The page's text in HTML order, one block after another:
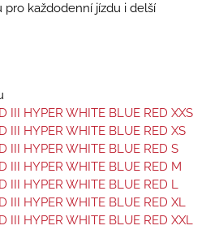
každodenní jízdu i delší
III HYPER WHITE BLUE RED XXS
III HYPER WHITE BLUE RED XS
III HYPER WHITE BLUE RED S
III HYPER WHITE BLUE RED M
III HYPER WHITE BLUE RED L
III HYPER WHITE BLUE RED XL
III HYPER WHITE BLUE RED XXL